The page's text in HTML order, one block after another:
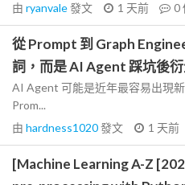
由 ryanvale發文 1 天前 0
從 Prompt 到 Graph
詞，而是 AI Agent 踩坑後
AI Agent 可能是近年最容易出現
Prom...
由 hardness1020發文 1 天前
[Machine Learning A-Z